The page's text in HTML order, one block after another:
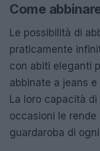
Come
Le possibilità di
praticamente
con abiti eleganti
abbinate a jeans
La loro capacità
occasioni le
guardaroba di